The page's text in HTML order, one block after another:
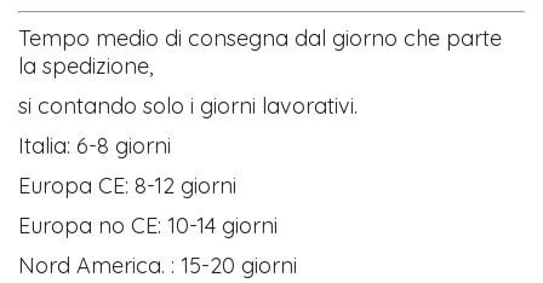
Tempo medio di consegna dal giorno che parte
la spedizione,
si contando solo i giorni lavorativi.
Italia: 6-8 giorni
Europa CE: 8-12 giorni
Europa no CE: 10-14 giorni
Nord America. : 15-20 giorni